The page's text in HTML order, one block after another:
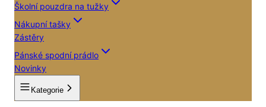
Školní pouzdra na tužky
Nákupní tašky
Zástěry
Pánské spodní prádlo
Novinky
Kategorie